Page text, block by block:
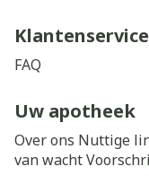
Klantenservice
FAQ
Uw apotheek
Over ons Nuttige
van wacht